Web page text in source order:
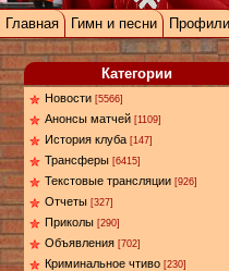
Главная Гимн и песни Профили
Категории
Новости [5566]
Анонсы матчей [1109]
История клуба [147]
Трансферы [6415]
Текстовые трансляции [926]
Отчеты [327]
Приколы [290]
Объявления [702]
Криминальное чтиво [230]